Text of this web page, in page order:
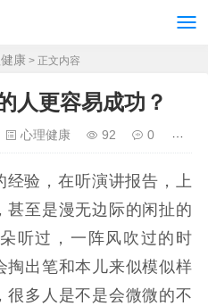
康 > 正文内容
人更容易成功？
心理健康 92 0
验，在听演讲报告，上
至是漫无边际的闲扯的
听过，一阵风吹过的时
出笔和本儿来似模似样
多人是不是会微微的不